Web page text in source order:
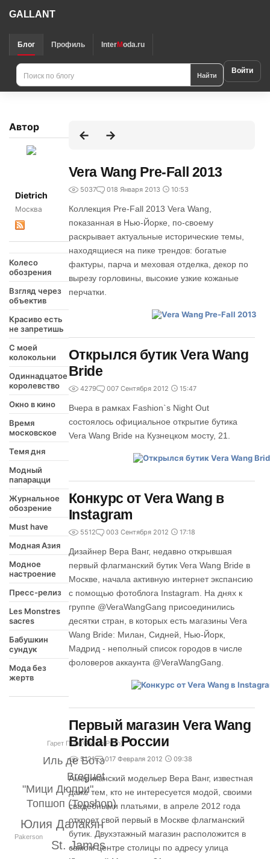
GALLANT
Блог Профиль InterModa.ru
Найти Войти
Автор
Dietrich
Москва
Колесо
обозрения
Взгляд через
объектив
Красиво есть
не запретишь
С моей
колокольни
Одиннадцатое
королевство
Окно в кино
Время
московское
Темя дня
Модный
папарацци
Журнальное
обозрение
Must have
Модная Азия
Модное
настроение
Пресс-релиз
Les Monstres
sacres
Бабушкин
сундук
Мода без
жертв
St. James
Юлия Далакян
Топшоп (Topshop)
"Мици Дюпри"
Breguet
Иль де Ботэ
Pakerson
Гарет Пью (Gareth Pugh)
Vera Wang Pre-Fall 2013
5037 018 Января 2013 10:53
Коллекция Pre-Fall 2013 Vera Wang,
показанная в Нью-Йорке, по-своему
раскрывает актуальные исторические темы,
находящиеся на пике трендов: богатые
фактуры, парча и меховая отделка, декор по
вырезу горловины, высокие узкие кожаные
перчатки.
Открылся бутик Vera Wang
Bride
4279 007 Сентября 2012 15:47
Вчера в рамках Fashion`s Night Out
состоялось официальное открытие бутика
Vera Wang Bride на Кузнецком мосту, 21.
Конкурс от Vera Wang в
Instagram
5512 003 Сентября 2012 17:18
Дизайнер Вера Ванг, недавно открывшая
первый флагманский бутик Vera Wang Bride в
Москве, начала активную интернет экспансию
с помощью фотоблога Instagram. На днях к
группе @VeraWangGang присоединились
десятки стран, в которых есть магазины Vera
Wang Bride: Милан, Сидней, Нью-Йорк,
Мадрид - неполный список городов в числе
фоловеров аккаунта @VeraWangGang.
Первый магазин Vera Wang
Bridal в России
5121 017 Февраля 2012 09:38
Американский модельер Вера Ванг, известная
даже тем, кто не интересуется модой, своими
свадебными платьями, в апреле 2012 года
откроет свой первый в Москве флагманский
бутик. Двухэтажный магазин расположится в
самом центре столицы по адресу улица